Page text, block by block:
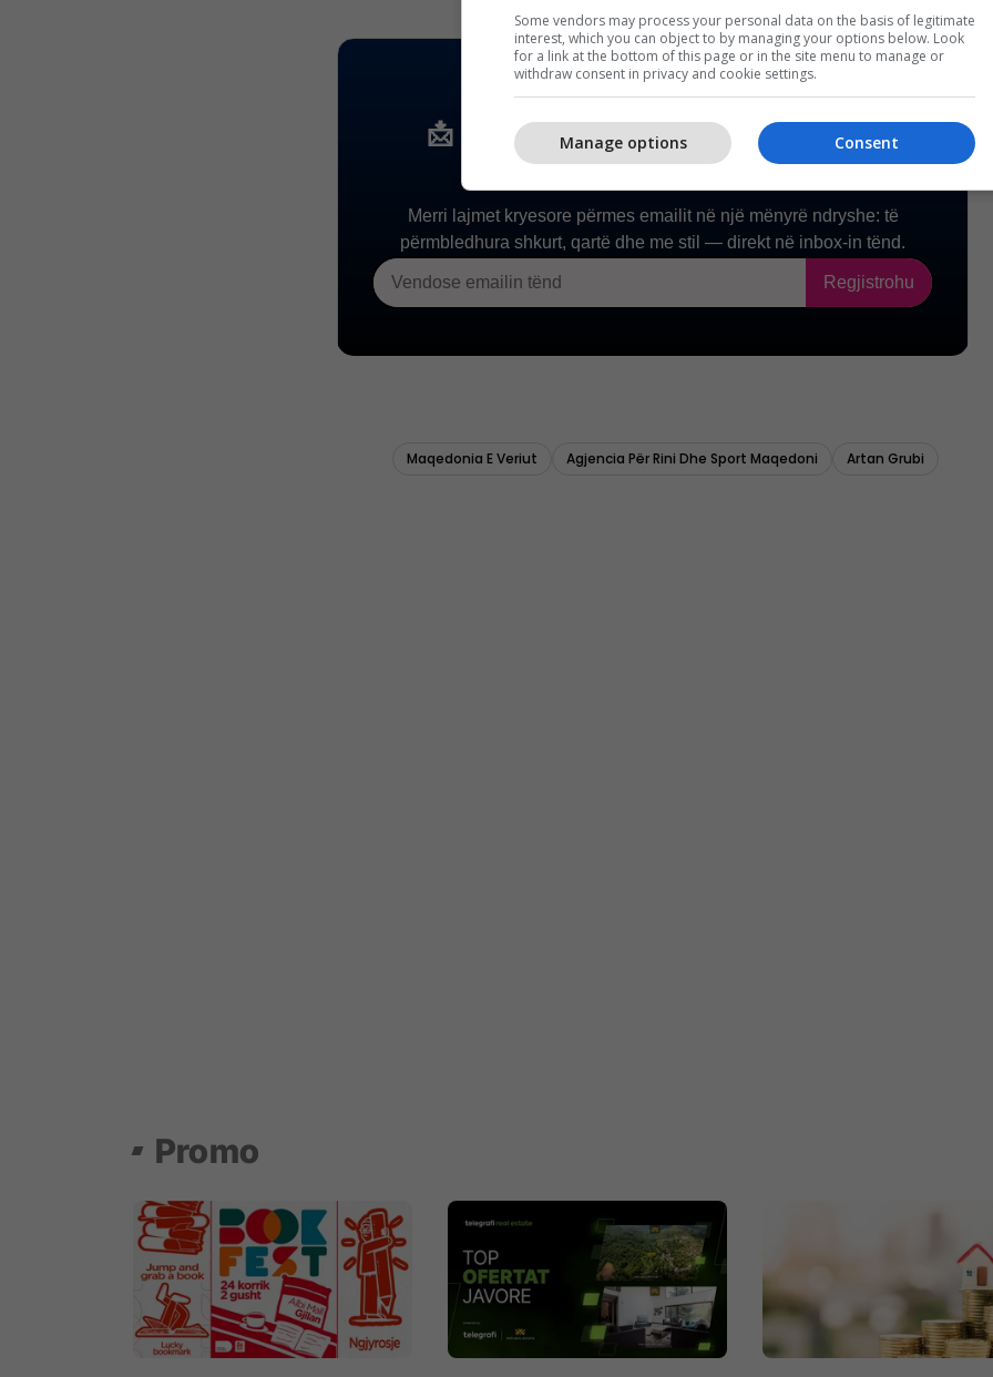
Some vendors may process your personal data on the basis of legitimate
interest, which you can object to by managing your options below. Look
for a link at the bottom of this page or in the site menu to manage or
withdraw consent in privacy and cookie settings.
Consent
Manage options